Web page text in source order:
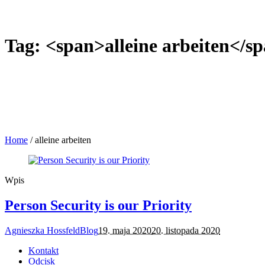
Tag: <span>alleine arbeiten</
Home /alleine arbeiten
Wpis
Person Security is our Priority
Agnieszka HossfeldBlog19. maja 202020. listopada 2020
Kontakt
Odcisk